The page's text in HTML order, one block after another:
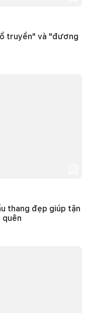
truyền" và "đương
thang đẹp giúp tận